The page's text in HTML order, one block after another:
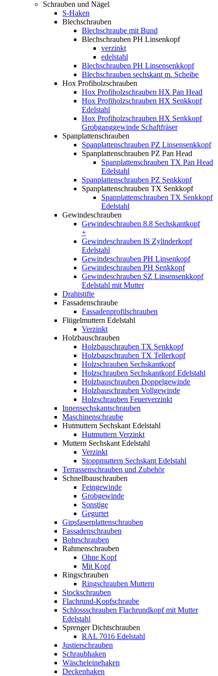
Schrauben und Nägel
S-Haken
Blechschrauben
Blechschraube mit Bund
Blechschrauben PH Linsenkopf
verzinkt
edelstahl
Blechschrauben PH Linsensenkkopf
Blechschrauben sechskant m. Scheibe
Hox Profiholzschrauben
Hox Profiholzschrauben HX Pan Head
Hox Profiholzschrauben HX Senkkopf
Edelstahl
Hox Profiholzschrauben HX Senkkopf
Grobganggewinde Schaftfräser
Spanplattenschrauben
Spanplattenschrauben PZ Linsensenkkopf
Spanplattenschrauben PZ Pan Head
Spanplattenschrauben TX Pan Head
Edelstahl
Spanplattenschrauben PZ Senkkopf
Spanplattenschrauben TX Senkkopf
Spanplattenschrauben TX Senkkopf
Edelstahl
Gewindeschrauben
Gewindeschrauben 8.8 Sechskantkopf
+
Gewindeschrauben IS Zylinderkopf
Edelstahl
Gewindeschrauben PH Linsenkopf
Gewindeschrauben PH Senkkopf
Gewindeschrauben SZ Linsensenkkopf
Edelstahl mit Mutter
Drahtstifte
Fassadenschraube
Fassadenprofilschrauben
Flügelmuttern Edelstahl
Verzinkt
Holzbauschrauben
Holzbauschrauben TX Senkkopf
Holzbauschrauben TX Tellerkopf
Holzschrauben Sechskantkopf
Holzschrauben Sechskantkopf Edelstahl
Holzbauschrauben Doppelgewinde
Holzbauschrauben Vollgewinde
Holzschrauben Feuerverzinkt
Innensechskantschrauben
Maschinenschraube
Hutmuttern Sechskant Edelstahl
Hutmuttern Verzinkt
Muttern Sechskant Edelstahl
Verzinkt
Stoppmuttern Sechskant Edelstahl
Terrassenschrauben und Zubehör
Schnellbauschrauben
Feingewinde
Grobgewinde
Sonstige
Gegurtet
Gipsfaserplattenschrauben
Fassadenschrauben
Bohrschrauben
Rahmenschrauben
Ohne Kopf
Mit Kopf
Ringschrauben
Ringschrauben Muttern
Stockschrauben
Flachrund-Kopfschraube
Schlossschrauben Flachrundkopf mit Mutter
Edelstahl
Sprenger Dichtschrauben
RAL 7016 Edelstahl
Justierschrauben
Schraubhaken
Wäscheleinehaken
Deckenhaken